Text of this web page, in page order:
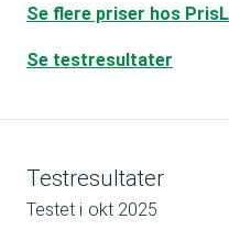
Se flere priser hos
Se testresultater
Testresultater
Testet i okt 2025